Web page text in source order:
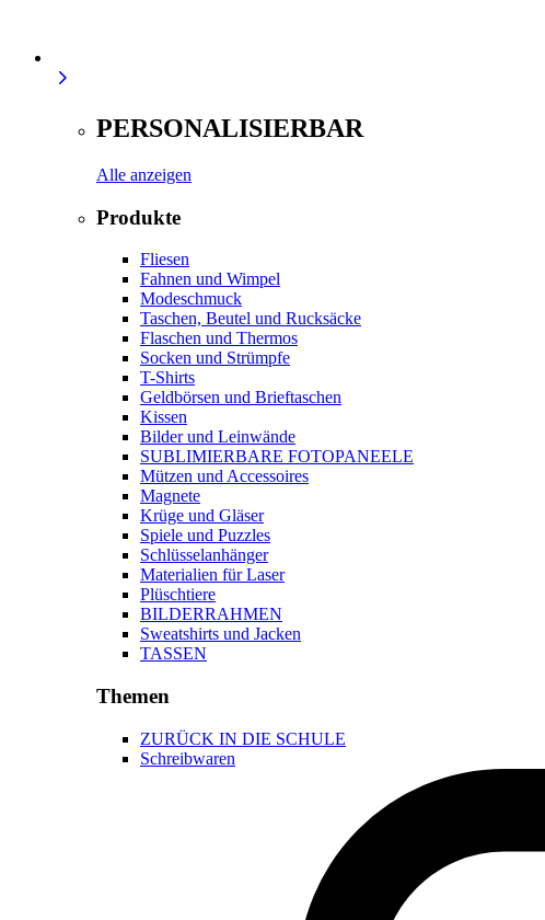
PERSONALISIERBAR
Alle anzeigen
Produkte
Fliesen
Fahnen und Wimpel
Modeschmuck
Taschen, Beutel und Rucksäcke
Flaschen und Thermos
Socken und Strümpfe
T-Shirts
Geldbörsen und Brieftaschen
Kissen
Bilder und Leinwände
SUBLIMIERBARE FOTOPANEELE
Mützen und Accessoires
Magnete
Krüge und Gläser
Spiele und Puzzles
Schlüsselanhänger
Materialien für Laser
Plüschtiere
BILDERRAHMEN
Sweatshirts und Jacken
TASSEN
Themen
ZURÜCK IN DIE SCHULE
Schreibwaren